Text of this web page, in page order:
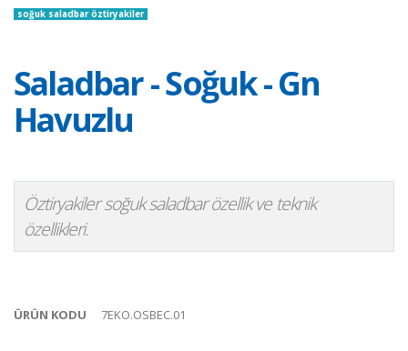
Saladbar - Soğuk - Gn
Havuzlu
Öztiryakiler soğuk saladbar özellik ve teknik
özellikleri.
ÜRÜN KODU 7EKO.OSBEC.01
soğuk saladbar öztiryakiler